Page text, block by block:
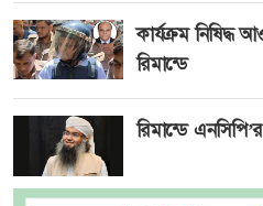
কার্যক্রম নিষিদ্ধ
রিমান্ডে
রিমান্ডে